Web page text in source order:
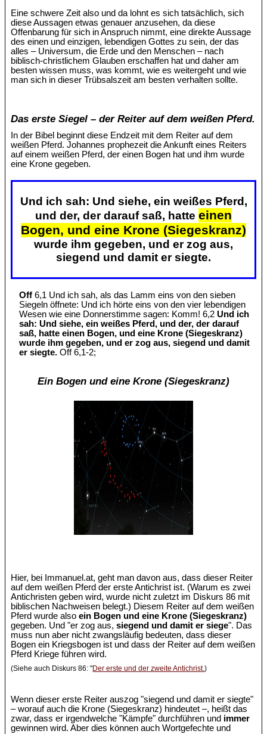
Eine schwere Zeit also und da lohnt es sich tatsächlich, sich
diese Aussagen etwas genauer anzusehen, da diese
Offenbarung für sich in Anspruch nimmt, eine direkte Aussage
des einen und einzigen, lebendigen Gottes zu sein, der das
alles – Universum, die Erde und den Menschen – nach
biblisch-christlichem Glauben erschaffen hat und daher am
besten wissen muss, was kommt, wie es weitergeht und wie
man sich in dieser Trübsalszeit am besten verhalten sollte.
Das erste Siegel – der Reiter auf dem weißen Pferd.
In der Bibel beginnt diese Endzeit mit dem Reiter auf dem
weißen Pferd. Johannes prophezeit die Ankunft eines Reiters
auf einem weißen Pferd, der einen Bogen hat und ihm wurde
eine Krone gegeben.
Und ich sah: Und siehe, ein weißes Pferd,
und der, der darauf saß, hatte einen
Bogen, und eine Krone (Siegeskranz)
wurde ihm gegeben, und er zog aus,
siegend und damit er siegte.
Off 6,1 Und ich sah, als das Lamm eins von den sieben
Siegeln öffnete: Und ich hörte eins von den vier lebendigen
Wesen wie eine Donnerstimme sagen: Komm! 6,2Und ich
sah: Und siehe, ein weißes Pferd, und der, der darauf
saß, hatte einen Bogen, und eine Krone (Siegeskranz)
wurde ihm gegeben, und er zog aus, siegend und damit
er siegte. Off 6,1-2;
Ein Bogen und eine Krone (Siegeskranz)
Hier, bei Immanuel.at, geht man davon aus, dass dieser Reiter
auf dem weißen Pferd der erste Antichrist ist. (Warum es zwei
Antichristen geben wird, wurde nicht zuletzt im Diskurs 86 mit
biblischen Nachweisen belegt.) Diesem Reiter auf dem weißen
Pferd wurde alsoein Bogen und eine Krone (Siegeskranz)
gegeben. Und "er zog aus,siegend und damit er siege". Das
muss nun aber nicht zwangsläufig bedeuten, dass dieser
Bogen ein Kriegsbogen ist und dass der Reiter auf dem weißen
Pferd Kriege führen wird.
(Siehe auch Diskurs 86: "Der erste und der zweite Antichrist.)
Wenn dieser erste Reiter auszog "siegend und damit er siegte"
– worauf auch die Krone (Siegeskranz) hindeutet –, heißt das
zwar, dass er irgendwelche "Kämpfe" durchführen und immer
gewinnen wird. Aber dies können auch Wortgefechte und